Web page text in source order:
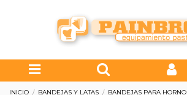
INICIO BANDEJAS Y LATAS BANDEJAS PARA HORNO